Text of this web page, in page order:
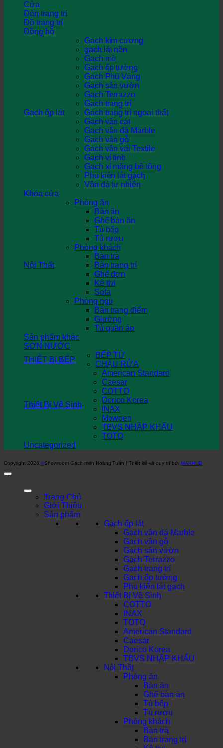
Cửa
Đèn trang trí
Đồ trang trí
Đồng hồ
Gạch ốp lát
Gạch kim cương
gạch lát nền
Gạch mờ
Gạch ốp tường
Gạch Phủ Vàng
Gạch sân vườn
Gạch Terrazzo
Gạch trang trí
Gạch trang trí ngoại thất
Gạch vân cát
Gạch vân đá Marble
Gạch vân gỗ
Gạch vân vải Textile
Gạch vi tinh
Gạch xi măng bê tông
Phụ kiện lát gạch
Vân đá tự nhiên
Khóa cửa
Nội Thất
Phòng ăn
Bàn ăn
Ghế bàn ăn
Tủ bếp
Tủ rượu
Phòng khách
Bàn trà
Bàn trang trí
Ghế đơn
Kệ tivi
Sofa
Phòng ngủ
Bàn trang điểm
Giường
Tủ quần áo
Sản phẩm khác
SƠN NƯỚC
THIẾT BỊ BẾP
BẾP TỪ
CHẬU RỬA
Thiết Bị Vệ Sinh
American Standard
Caesar
COTTO
Dorico Korea
INAX
Mowoen
TBVS NHẬP KHẨU
TOTO
Uncategorized
Copyright 2026 ©Showroom Gạch men Hoàng Tuấn | Thiết kế và duy trì bởi MARHUB
Trang Chủ
Giới Thiệu
Sản phẩm
Gạch ốp lát
Gạch vân đá Marble
Gạch vân gỗ
Gạch sân vườn
Gạch Terrazzo
Gạch trang trí
Gạch ốp tường
Phụ kiện lát gạch
Thiết Bị Vệ Sinh
COTTO
INAX
TOTO
American Standard
Caesar
Dorico Korea
TBVS NHẬP KHẨU
Nội Thất
Phòng ăn
Bàn ăn
Ghế bàn ăn
Tủ bếp
Tủ rượu
Phòng khách
Bàn trà
Bàn trang trí